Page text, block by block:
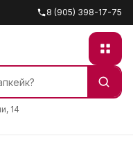
8 (905) 398-17-75
14